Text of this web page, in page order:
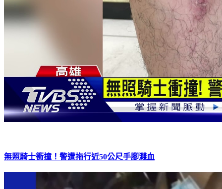
無照騎士衝撞！警遭拖行近50公尺手腳濺血